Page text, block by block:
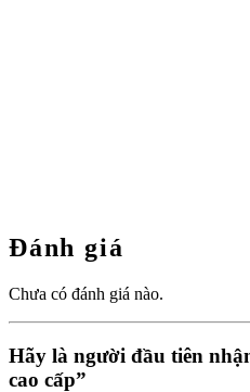
Đánh giá
Chưa có đánh giá nào.
Hãy là người đầu tiên
cao cấp”